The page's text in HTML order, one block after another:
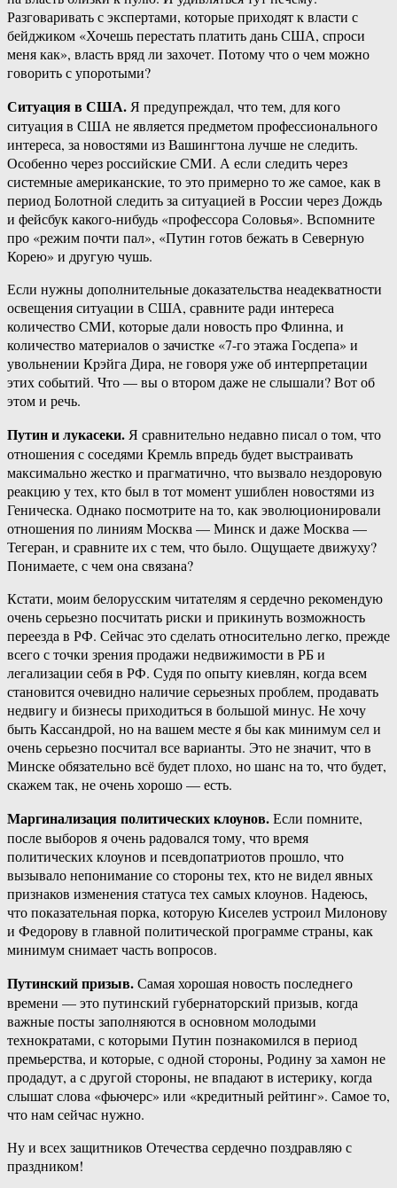
Разговаривать с экспертами, которые приходят к власти с
бейджиком «Хочешь перестать платить дань США, спроси
меня как», власть вряд ли захочет. Потому что о чем можно
говорить с упоротыми?
Ситуация в США.Я предупреждал, что тем, для кого
ситуация в США не является предметом профессионального
интереса, за новостями из Вашингтона лучше не следить.
Особенно через российские СМИ. А если следить через
системные американские, то это примерно то же самое, как в
период Болотной следить за ситуацией в России через Дождь
и фейсбук какого-нибудь «профессора Соловья». Вспомните
про «режим почти пал», «Путин готов бежать в Северную
Корею» и другую чушь.
Если нужны дополнительные доказательства неадекватности
освещения ситуации в США, сравните ради интереса
количество СМИ, которые дали новость про Флинна, и
количество материалов о зачистке «7-го этажа Госдепа» и
увольнении Крэйга Дира, не говоря уже об интерпретации
этих событий. Что — вы о втором даже не слышали? Вот об
этом и речь.
Путин и лукасеки.Я сравнительно недавно писал о том, что
отношения с соседями Кремль впредь будет выстраивать
максимально жестко и прагматично, что вызвало нездоровую
реакцию у тех, кто был в тот момент ушиблен новостями из
Геническа. Однако посмотрите на то, как эволюционировали
отношения по линиям Москва — Минск и даже Москва —
Тегеран, и сравните их с тем, что было. Ощущаете движуху?
Понимаете, с чем она связана?
Кстати, моим белорусским читателям я сердечно рекомендую
очень серьезно посчитать риски и прикинуть возможность
переезда в РФ. Сейчас это сделать относительно легко, прежде
всего с точки зрения продажи недвижимости в РБ и
легализации себя в РФ. Судя по опыту киевлян, когда всем
становится очевидно наличие серьезных проблем, продавать
недвигу и бизнесы приходиться в большой минус. Не хочу
быть Кассандрой, но на вашем месте я бы как минимум сел и
очень серьезно посчитал все варианты. Это не значит, что в
Минске обязательно всё будет плохо, но шанс на то, что будет,
скажем так, не очень хорошо — есть.
Маргинализация политических клоунов.Если помните,
после выборов я очень радовался тому, что время
политических клоунов и псевдопатриотов прошло, что
вызывало непонимание со стороны тех, кто не видел явных
признаков изменения статуса тех самых клоунов. Надеюсь,
что показательная порка, которую Киселев устроил Милонову
и Федорову в главной политической программе страны, как
минимум снимает часть вопросов.
Путинский призыв.Самая хорошая новость последнего
времени — это путинский губернаторский призыв, когда
важные посты заполняются в основном молодыми
технократами, с которыми Путин познакомился в период
премьерства, и которые, с одной стороны, Родину за хамон не
продадут, а с другой стороны, не впадают в истерику, когда
слышат слова «фьючерс» или «кредитный рейтинг». Самое то,
что нам сейчас нужно.
Ну и всех защитников Отечества сердечно поздравляю с
праздником!